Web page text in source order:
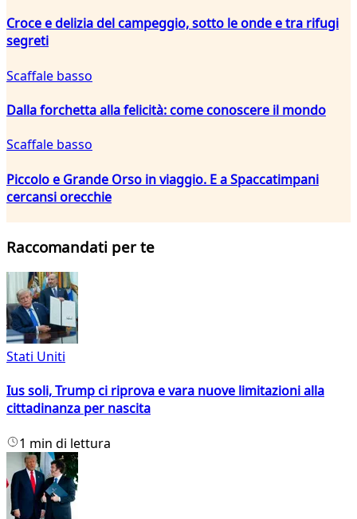
Croce e delizia del campeggio, sotto le onde e tra rifugi
segreti
Scaffale basso
Dalla forchetta alla felicità: come conoscere il mondo
Scaffale basso
Piccolo e Grande Orso in viaggio. E a Spaccatimpani
cercansi orecchie
Raccomandati per te
Stati Uniti
Ius soli, Trump ci riprova e vara nuove limitazioni alla
cittadinanza per nascita
1 min di lettura